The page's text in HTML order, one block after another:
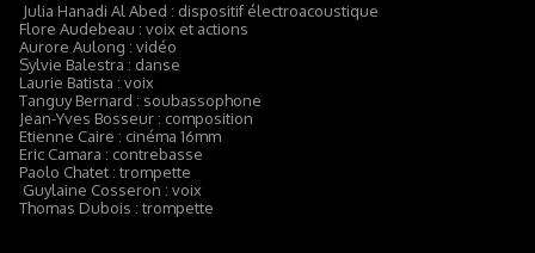
Julia Hanadi Al Abed : dispositif électroacoustique
Flore Audebeau : voix et actions
Aurore Aulong : vidéo
Sylvie Balestra : danse
Laurie Batista : voix
Tanguy Bernard : soubassophone
Jean-Yves Bosseur : composition
Etienne Caire : cinéma 16mm
Eric Camara : contrebasse
Paolo Chatet : trompette
Guylaine Cosseron : voix
Thomas Dubois : trompette